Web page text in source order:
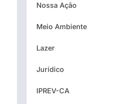
Nossa Ação
Meio Ambiente
Lazer
Jurídico
IPREV-CA